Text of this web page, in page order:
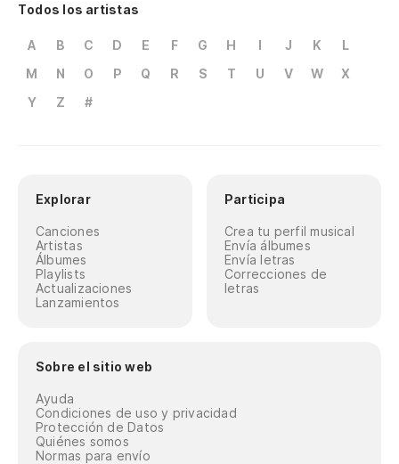
Todos los artistas
A B C D E F G H I J K
L
M
N O P Q R S T U V W
X
Y
Z #
Explorar
Canciones
Artistas
Álbumes
Playlists
Actualizaciones
Lanzamientos
Participa
Crea tu perfil musical
Envía álbumes
Envía letras
Correcciones de
letras
Sobre el sitio web
Ayuda
Condiciones de uso y privacidad
Protección de Datos
Quiénes somos
Normas para envío